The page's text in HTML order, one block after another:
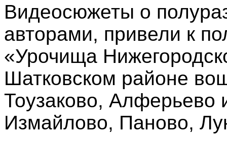
Видеосюжеты о
авторами, привели к
«Урочища
Шатковском районе
Тоузаково, Алферьево
Измайлово, Паново,